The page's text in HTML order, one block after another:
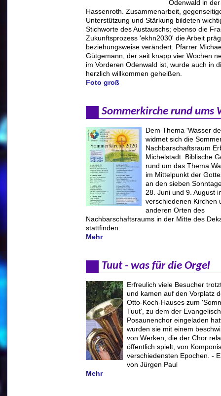
Odenwald in
Hassenroth. Zusammenarbeit,
Unterstützung und Stärkung bildeten
Stichworte des Austauschs; ebenso die
Zukunftsprozess 'ekhn2030' die Arbeit
beziehungsweise verändert. Pfarrer
Gütgemann, der seit knapp vier Wochen
im Vorderen Odenwald ist, wurde auch in
herzlich willkommen geheißen.
Foto groß
Sommerkirche rund ums
Dem Thema 'Wasser
widmet sich die
Nachbarschaftsraum
Michelstadt. Biblische
rund um das Thema
im Mittelpunkt der
an den sieben
28. Juni und 9. August
verschiedenen Kirchen
anderen Orten des
Nachbarschaftsraums in der Mitte des
stattfinden.
Mehr
Tuut - was für die Orgel
Erfreulich viele Besucher
und kamen auf den Vorplatz
Otto-Koch-Hauses zum
Tuut', zu dem der
Posaunenchor eingeladen
wurden sie mit einem
von Werken, die der Chor
öffentlich spielt, von
verschiedensten Epochen. -
von Jürgen Paul
Mehr